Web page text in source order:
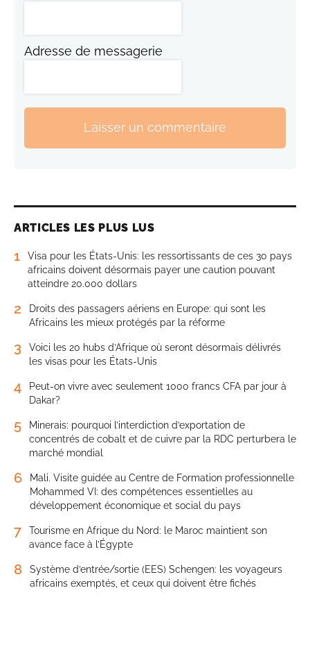
Adresse de messagerie
Laisser un commentaire
ARTICLES LES PLUS LUS
1
Visa pour les États-Unis: les ressortissants de ces 30 pays
africains doivent désormais payer une caution pouvant
atteindre 20.000 dollars
2
Droits des passagers aériens en Europe: qui sont les
Africains les mieux protégés par la réforme
3
Voici les 20 hubs d’Afrique où seront désormais délivrés
les visas pour les États-Unis
4
Peut-on vivre avec seulement 1000 francs CFA par jour à
Dakar?
5
Minerais: pourquoi l’interdiction d’exportation de
concentrés de cobalt et de cuivre par la RDC perturbera le
marché mondial
6
Mali. Visite guidée au Centre de Formation professionnelle
Mohammed VI: des compétences essentielles au
développement économique et social du pays
7
Tourisme en Afrique du Nord: le Maroc maintient son
avance face à l’Égypte
8
Système d’entrée/sortie (EES) Schengen: les voyageurs
africains exemptés, et ceux qui doivent être fichés